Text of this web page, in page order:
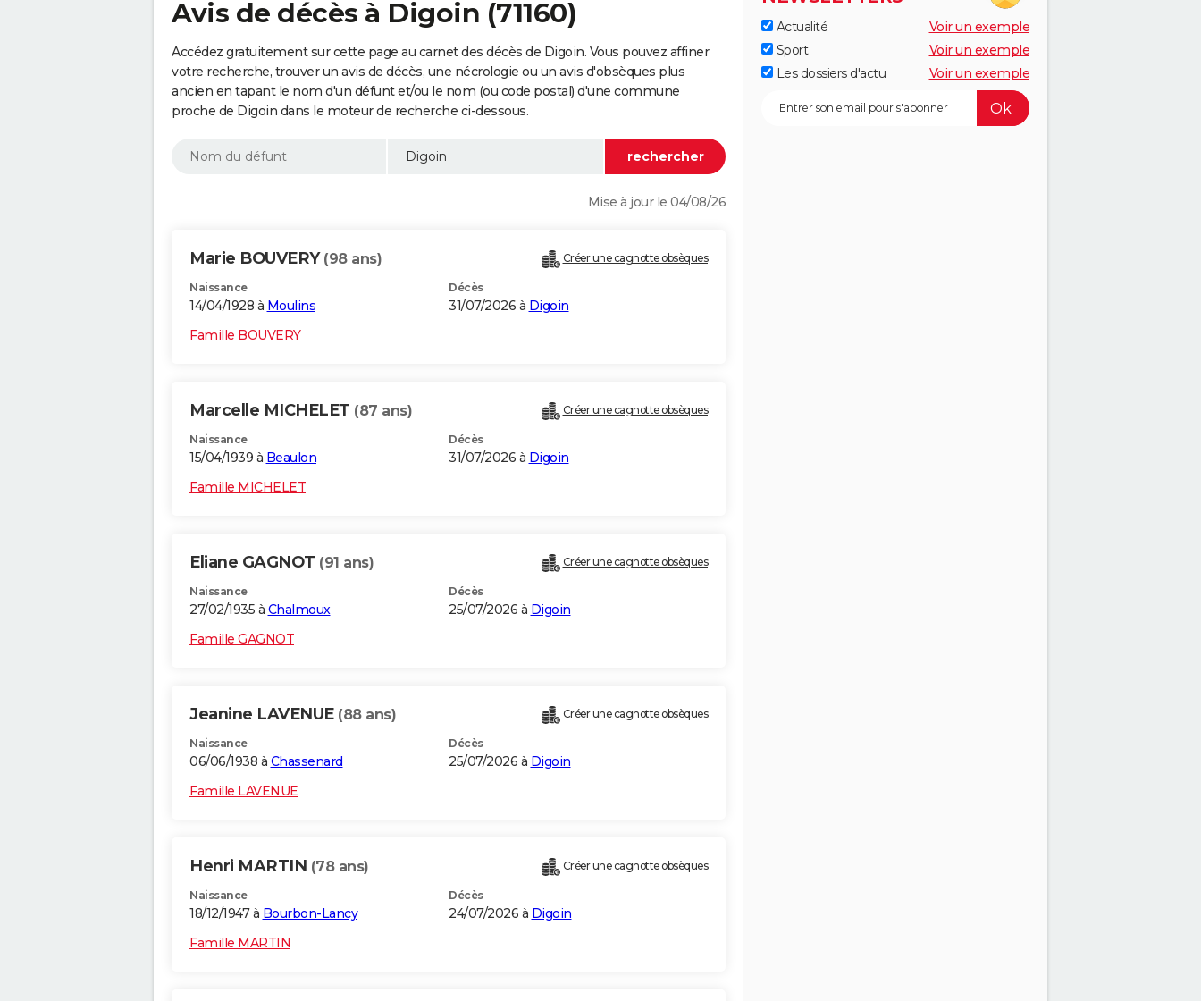
Avis de décès à Digoin (71160)
Accédez gratuitement sur cette page au carnet des décès de Digoin. Vous pouvez affiner
votre recherche, trouver un avis de décès, une nécrologie ou un avis d'obsèques plus
ancien en tapant le nom d'un défunt et/ou le nom (ou code postal) d'une commune
proche de Digoin dans le moteur de recherche ci-dessous.
Mise à jour le 04/08/26
Marie BOUVERY (98 ans) Créer une cagnotte obsèques
Naissance
14/04/1928 à Moulins
Décès
31/07/2026 à Digoin
Famille BOUVERY
Marcelle MICHELET (87 ans) Créer une cagnotte obsèques
Naissance
15/04/1939 à Beaulon
Décès
31/07/2026 à Digoin
Famille MICHELET
Eliane GAGNOT (91 ans) Créer une cagnotte obsèques
Naissance
27/02/1935 à Chalmoux
Décès
25/07/2026 à Digoin
Famille GAGNOT
Jeanine LAVENUE (88 ans) Créer une cagnotte obsèques
Naissance
06/06/1938 à Chassenard
Décès
25/07/2026 à Digoin
Famille LAVENUE
Henri MARTIN (78 ans) Créer une cagnotte obsèques
Naissance
18/12/1947 à Bourbon-Lancy
Décès
24/07/2026 à Digoin
Famille MARTIN
Actualité
Voir un exemple
Sport
Voir un exemple
Les dossiers d'actu
Voir un exemple